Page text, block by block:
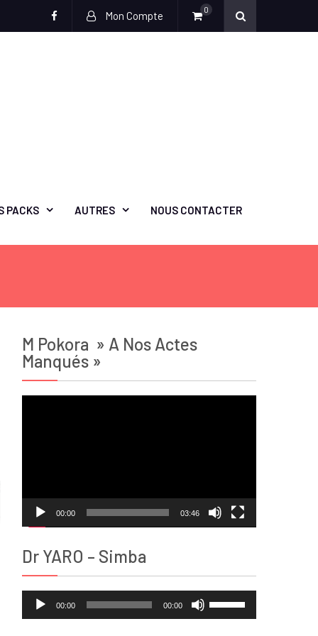
Mon Compte 0
PACKS AUTRES NOUS CONTACTER
M Pokora » A Nos Actes
Manqués »
00:00 03:46
Dr YARO – Simba
Lecteur
audio
00:00 00:00
les